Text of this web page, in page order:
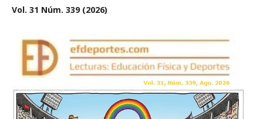
Vol. 31 Núm. 339 (2026)